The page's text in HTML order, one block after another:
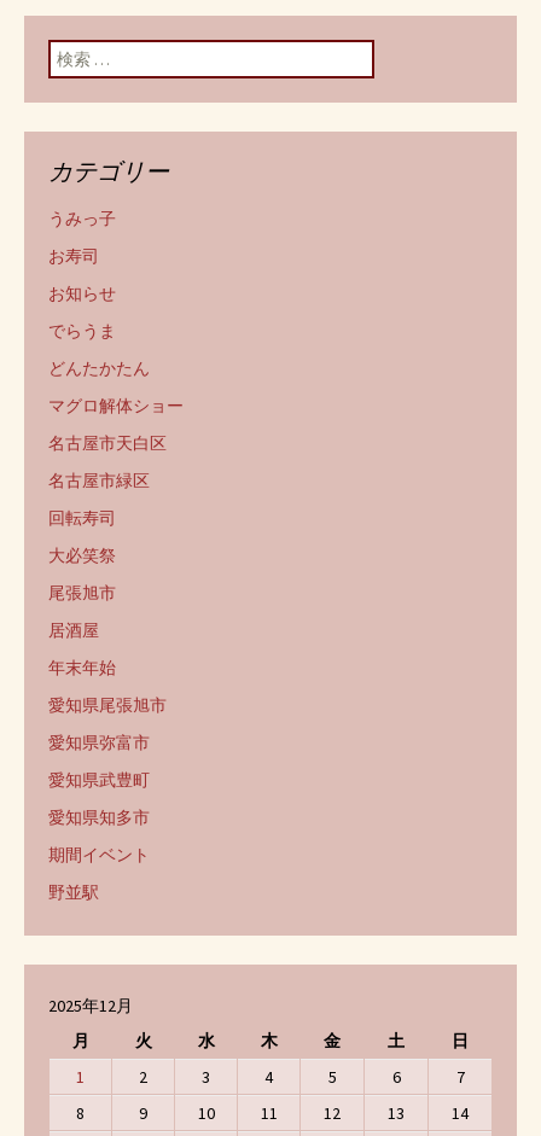
ン
検索:
カテゴリー
うみっ子
お寿司
お知らせ
でらうま
どんたかたん
マグロ解体ショー
名古屋市天白区
名古屋市緑区
回転寿司
大必笑祭
尾張旭市
居酒屋
年末年始
愛知県尾張旭市
愛知県弥富市
愛知県武豊町
愛知県知多市
期間イベント
野並駅
2025年12月
月
火 水 木 金 土
日
1
2 3 4 5 6
7
8
9 10 11 12 13 14